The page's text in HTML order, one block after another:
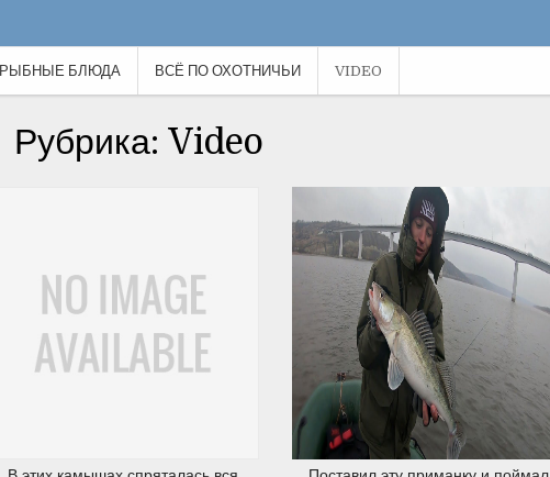
РЫБНЫЕ БЛЮДА ВСЁ ПО ОХОТНИЧЬИ VIDEO
Рубрика: Video
18.03.2020 18.03.2020